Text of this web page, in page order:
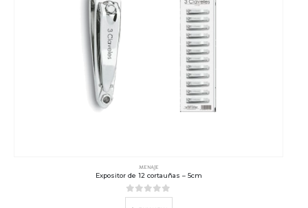
MENAJE
Expositor de 12 cortauñas – 5cm
0out of 5